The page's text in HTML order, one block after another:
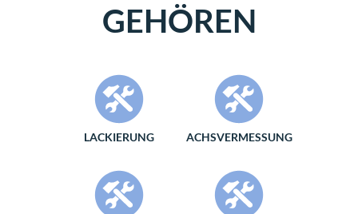
GEHÖREN
LACKIERUNG ACHSVERMESSUNG